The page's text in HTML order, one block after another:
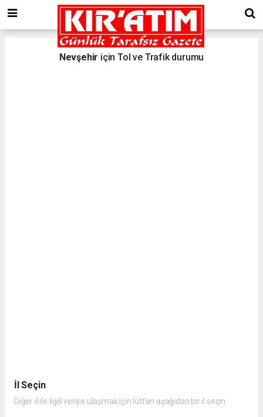
Nevşehir için Tol ve Trafik durumu
İl Seçin
Diğer il ile ilgili veriye ulaşmak için lütfen aşağıdan bir il seçin